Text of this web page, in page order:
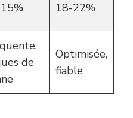
18-22%
de
Optimisée,
fiable